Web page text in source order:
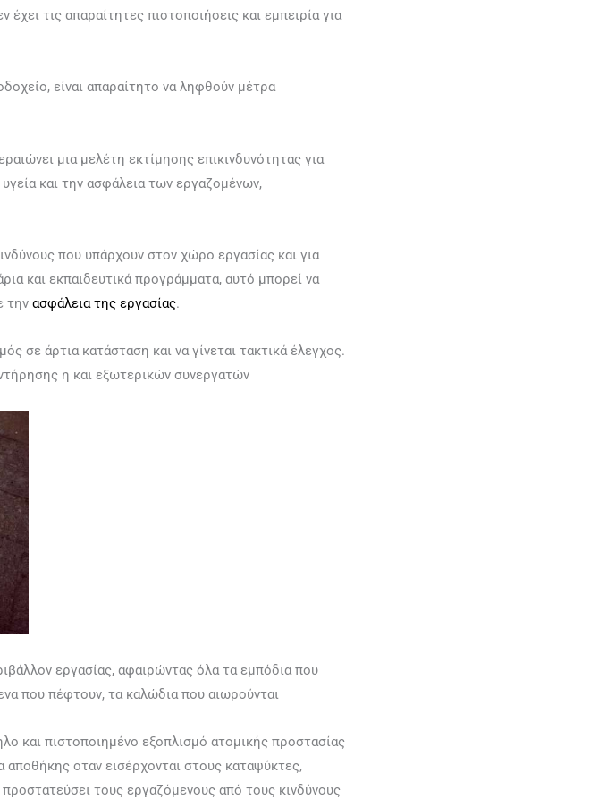
τις απαραίτητες πιστοποιήσεις και εμπειρία για
είναι απαραίτητο να ληφθούν μέτρα
μια μελέτη εκτίμησης επικινδυνότητας για
και την ασφάλεια των εργαζομένων,
που υπάρχουν στον χώρο εργασίας και για
και εκπαιδευτικά προγράμματα, αυτό μπορεί να
την ασφάλεια της εργασίας.
σε άρτια κατάσταση και να γίνεται τακτικά έλεγχος.
η και εξωτερικών συνεργατών
εργασίας, αφαιρώντας όλα τα εμπόδια που
που πέφτουν, τα καλώδια που αιωρούνται
και πιστοποιημένο εξοπλισμό ατομικής προστασίας
οταν εισέρχονται στους καταψύκτες,
τους εργαζόμενους από τους κινδύνους